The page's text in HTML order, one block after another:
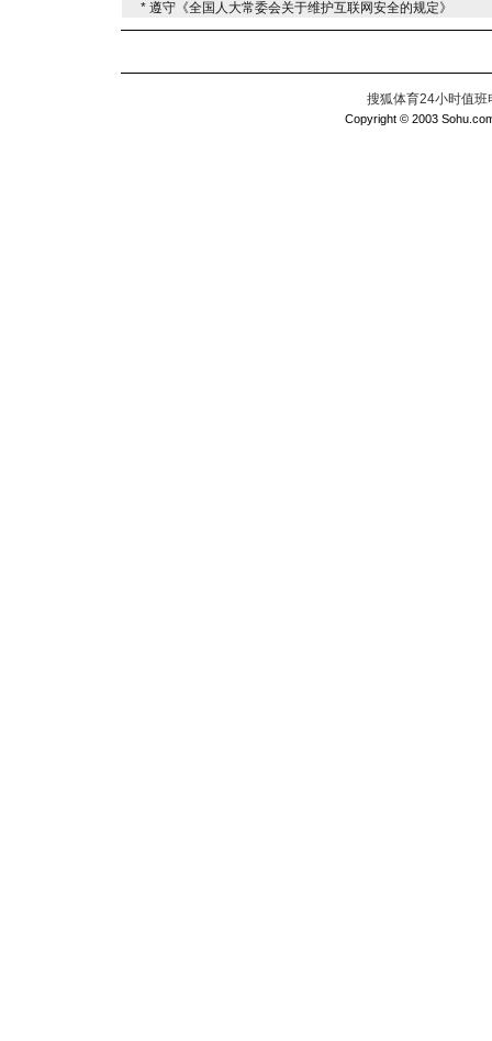
* 遵守《全国人大常委会关于维护互联网安全的规定》
搜狐体育24小时值
Copyright © 2003